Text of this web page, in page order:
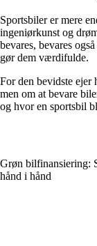
Sportsbiler er mere
ingeniørkunst og
bevares, bevares
gør dem værdifulde.
For den bevidste ejer
men om at bevare
og hvor en sportsbil
Grøn bilfinansiering:
hånd i hånd